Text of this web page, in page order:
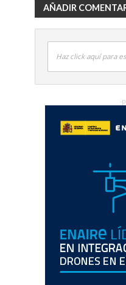
AÑADIR
Haz click aquí para